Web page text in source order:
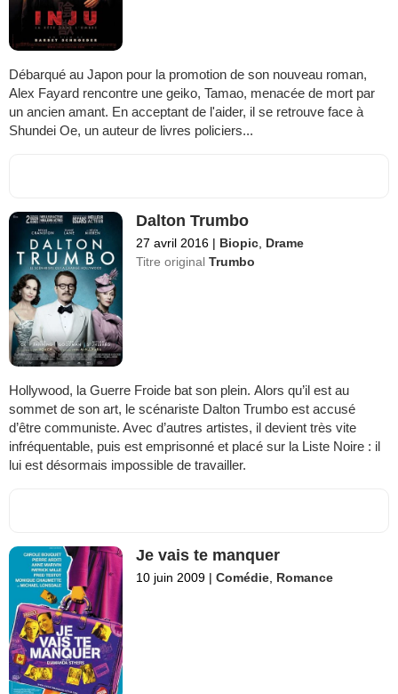
Débarqué au Japon pour la promotion de son nouveau roman,
Alex Fayard rencontre une geiko, Tamao, menacée de mort par
un ancien amant. En acceptant de l'aider, il se retrouve face à
Shundei Oe, un auteur de livres policiers...
Dalton Trumbo
27 avril 2016 | Biopic Drame
Titre originalTrumbo
Hollywood, la Guerre Froide bat son plein. Alors qu’il est au
sommet de son art, le scénariste Dalton Trumbo est accusé
d’être communiste. Avec d’autres artistes, il devient très vite
infréquentable, puis est emprisonné et placé sur la Liste Noire : il
lui est désormais impossible de travailler.
Je vais te manquer
10 juin 2009 | Comédie Romance